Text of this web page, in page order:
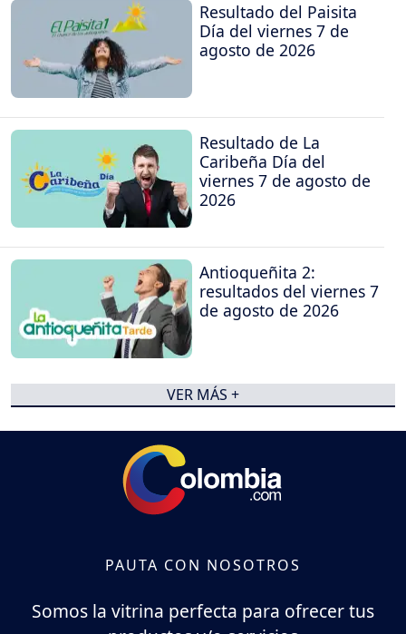
Resultado del Paisita
Día del viernes 7 de
agosto de 2026
Resultado de La
Caribeña Día del
viernes 7 de agosto de
2026
Antioqueñita 2:
resultados del viernes 7
de agosto de 2026
VER MÁS +
PAUTA CON NOSOTROS
Somos la vitrina perfecta para ofrecer tus